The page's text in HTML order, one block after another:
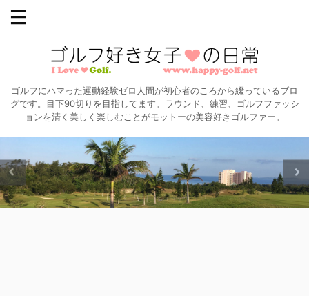
ゴルフにハマった運動経験ゼロ人間が初心者のころから綴っているブロ
グです。目下90切りを目指してます。ラウンド、練習、ゴルフファッシ
ョンを清く美しく楽しむことがモットーの美容好きゴルファー。